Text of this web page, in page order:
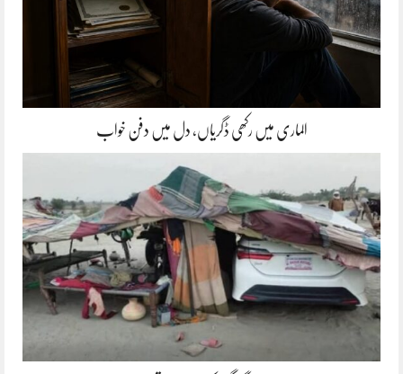
الماری میں رکھی ڈگریاں، دل میں دفن خواب